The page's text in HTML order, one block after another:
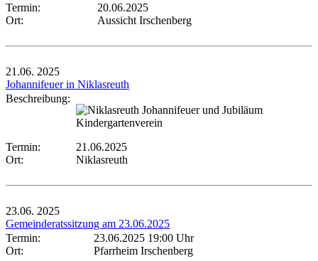
Termin:
20.06.2025
Ort:
Aussicht Irschenberg
21.06. 2025
Johannifeuer in Niklasreuth
Beschreibung:
Termin:
21.06.2025
Ort:
Niklasreuth
23.06. 2025
Gemeinderatssitzung am 23.06.2025
Termin:
23.06.2025 19:00 Uhr
Ort:
Pfarrheim Irschenberg